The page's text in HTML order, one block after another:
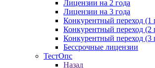
Лицензии на 2 года
Лицензии на 3 года
Конкурентный переход (1
Конкурентный переход (2
Конкурентный переход (3
Бессрочные лицензии
ТестОпс
Назад